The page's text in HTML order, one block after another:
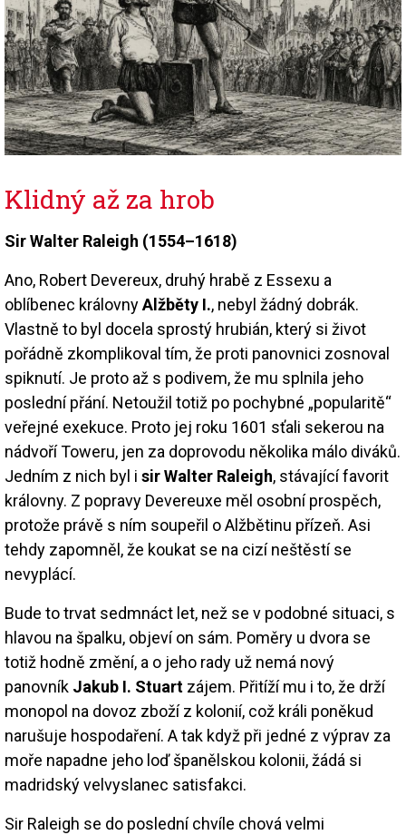
Klidný až za hrob
Sir Walter Raleigh (1554–1618)
Ano, Robert Devereux, druhý hrabě z Essexu a
oblíbenec královnyAlžběty I., nebyl žádný dobrák.
Vlastně to byl docela sprostý hrubián, který si život
pořádně zkomplikoval tím, že proti panovnici zosnoval
spiknutí. Je proto až s podivem, že mu splnila jeho
poslední přání. Netoužil totiž po pochybné „popularitě“
veřejné exekuce. Proto jej roku 1601 sťali sekerou na
nádvoří Toweru, jen za doprovodu několika málo diváků.
Jedním z nich byl i sir Walter Raleigh, stávající favorit
královny. Z popravy Devereuxe měl osobní prospěch,
protože právě s ním soupeřil o Alžbětinu přízeň. Asi
tehdy zapomněl, že koukat se na cizí neštěstí se
nevyplácí.
Bude to trvat sedmnáct let, než se v podobné situaci, s
hlavou na špalku, objeví on sám. Poměry u dvora se
totiž hodně změní, a o jeho rady už nemá nový
panovník Jakub I. Stuart zájem. Přitíží mu i to, že drží
monopol na dovoz zboží z kolonií, což králi poněkud
narušuje hospodaření. A tak když při jedné z výprav za
moře napadne jeho loď španělskou kolonii, žádá si
madridský velvyslanec satisfakci.
Sir Raleigh se do poslední chvíle chová velmi